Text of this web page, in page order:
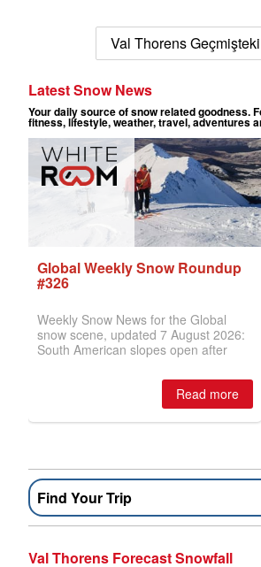
Val Thorens
Find Your Trip
Val Thorens Forecast Snowfall